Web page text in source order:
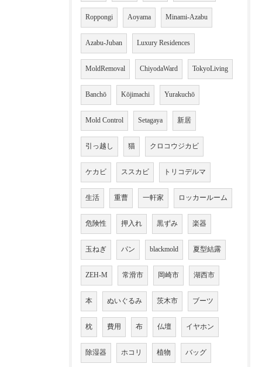
Roppongi Aoyama Minami-Azabu
Azabu-Juban Luxury Residences
MoldRemoval ChiyodaWard TokyoLiving
Banchō Kōjimachi Yurakuchō
Mold Control Setagaya 新居
引っ越し 猫 クロコウジカビ
ケカビ ススカビ トリコデルマ
生活 重曹 一軒家 ロッカールーム
危険性 押入れ 黒ずみ 楽器
玉ねぎ パン blackmold 夏型結露
ZEH-M 常滑市 岡崎市 湖西市
本 ぬいぐるみ 茨木市 ブーツ
枕 費用 布 仏壇 イヤホン
除湿器 ホコリ 植物 バッグ